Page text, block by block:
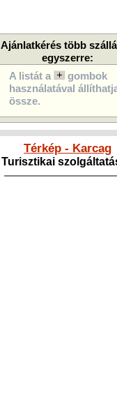
Ajánlatkérés több
egyszerre:
A listát a
gombok
használatával
össze.
Térkép - Karcag
Turisztikai